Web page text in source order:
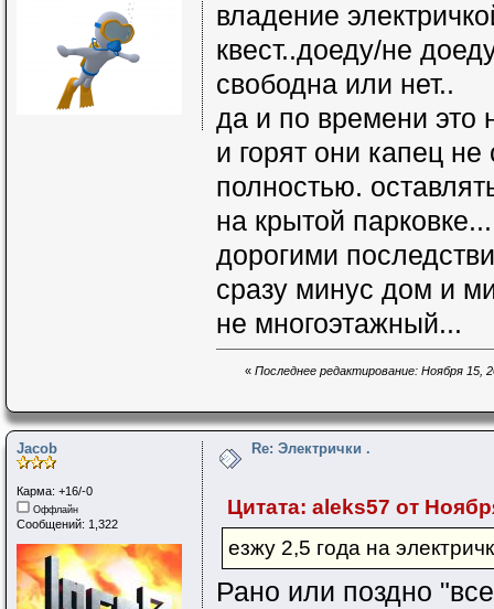
владение
квест..доеду/не
свободна или нет..
да и по времени это
и горят они капец
полностью.
на крытой
дорогими
сразу минус дом и
не многоэтажный...
« Последнее редактирование: Ноября 15,
Jacob
Карма: +16/-0
Оффлайн
Сообщений: 1,322
Re: Электрички .
Цитата: aleks57 от
езжу 2,5 года на
Рано или поздно